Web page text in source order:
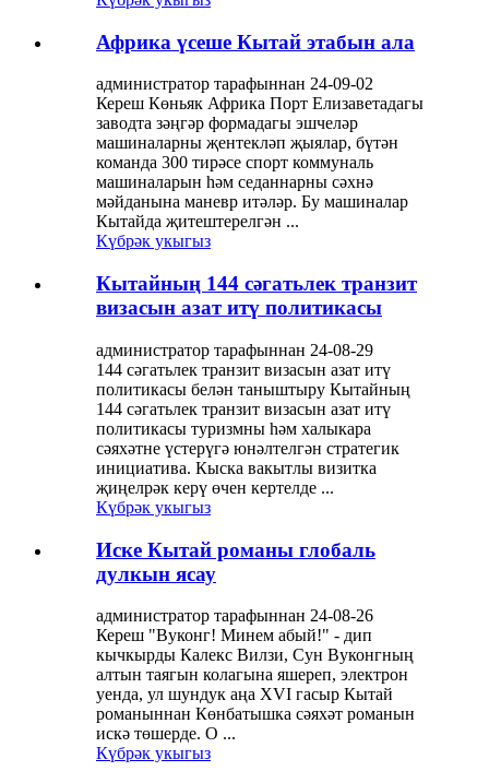
Африка үсеше Кытай этабын ала
администратор тарафыннан 24-09-02
Кереш Көньяк Африка Порт Елизаветадагы
заводта зәңгәр формадагы эшчеләр
машиналарны җентекләп җыялар, бүтән
команда 300 тирәсе спорт коммуналь
машиналарын һәм седаннарны сәхнә
мәйданына маневр итәләр. Бу машиналар
Кытайда җитештерелгән ...
Күбрәк укыгыз
Кытайның 144 сәгатьлек транзит
визасын азат итү политикасы
администратор тарафыннан 24-08-29
144 сәгатьлек транзит визасын азат итү
политикасы белән таныштыру Кытайның
144 сәгатьлек транзит визасын азат итү
политикасы туризмны һәм халыкара
сәяхәтне үстерүгә юнәлтелгән стратегик
инициатива. Кыска вакытлы визитка
җиңелрәк керү өчен кертелде ...
Күбрәк укыгыз
Иске Кытай романы глобаль
дулкын ясау
администратор тарафыннан 24-08-26
Кереш "Вуконг! Минем абый!" - дип
кычкырды Калекс Вилзи, Сун Вуконгның
алтын таягын колагына яшереп, электрон
уенда, ул шундук аңа XVI гасыр Кытай
романыннан Көнбатышка сәяхәт романын
искә төшерде. О ...
Күбрәк укыгыз